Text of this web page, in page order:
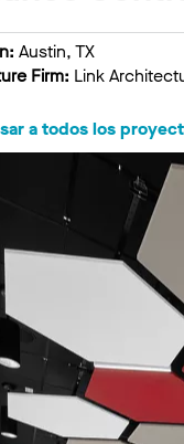
Austin, TX
Firm: Link
a todos los